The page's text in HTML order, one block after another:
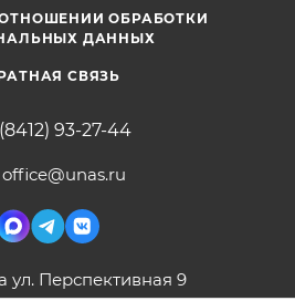
ОБРАБОТКИ
ДАННЫХ
СВЯЗЬ
93-27-44
office@unas.ru
ул. Перспективная 9